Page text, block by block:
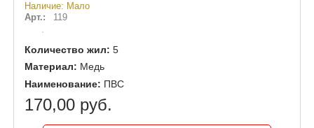
Наличие: Мало
Арт.:
119
Количество жил: 5
Материал: Медь
Наименование: ПВС
170,00 руб.